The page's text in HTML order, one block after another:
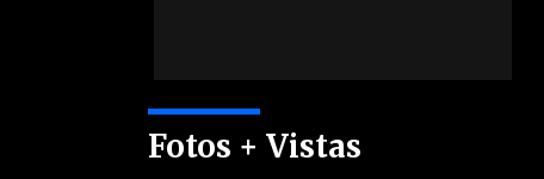
Fotos + Vistas